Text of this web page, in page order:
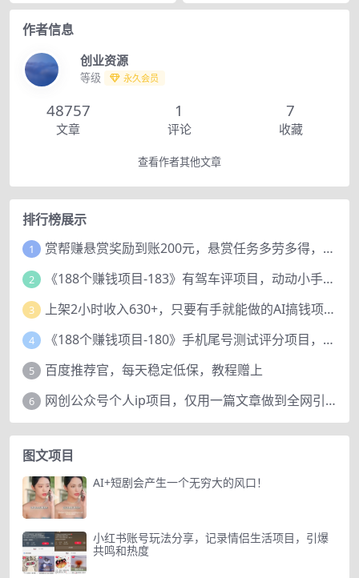
作者信息
创业资源
等级 永久会员
48757
文章
1
评论
7
收藏
查看作者其他文章
排行榜展示
1 赏帮赚悬赏奖励到账200元，悬赏任务多劳多得，人人可做。
2 《188个赚钱项目-183》有驾车评项目，动动小手，复制粘贴赚44元！
3 上架2小时收入630+，只要有手就能做的AI搞钱项目，奶奶看完都能学会!
4 《188个赚钱项目-180》手机尾号测试评分项目，短视频直播日赚200+
5 百度推荐官，每天稳定低保，教程赠上
6 网创公众号个人ip项目，仅用一篇文章做到全网引流！
图文项目
AI+短剧会产生一个无穷大的风口！
小红书账号玩法分享，记录情侣生活项目，引爆
共鸣和热度